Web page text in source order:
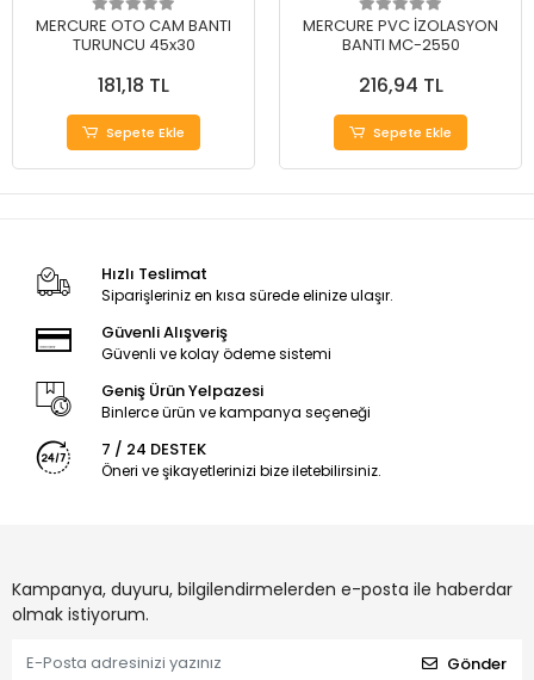
MERCURE OTO CAM BANTI
TURUNCU 45x30
181,18 TL
Sepete Ekle
MERCURE PVC İZOLASYON
BANTI MC-2550
216,94 TL
Sepete Ekle
Hızlı Teslimat
Siparişleriniz en kısa sürede elinize ulaşır.
Güvenli Alışveriş
Güvenli ve kolay ödeme sistemi
Geniş Ürün Yelpazesi
Binlerce ürün ve kampanya seçeneği
7 / 24 DESTEK
Öneri ve şikayetlerinizi bize iletebilirsiniz.
Kampanya, duyuru, bilgilendirmelerden e-posta ile haberdar
olmak istiyorum.
Gönder